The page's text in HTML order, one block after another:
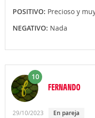
POSITIVO: Precioso y
NEGATIVO: Nada
10
FERNANDO
29/10/2023 en pareja